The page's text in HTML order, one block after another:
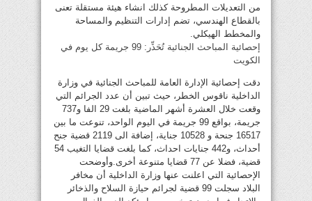
من التعديلات المطروحة كذلك انشاء هيئة مستقلة تعنى
بالقطاع الهندسي، تضم إدارات التنظيم والمساحة
والمخطط الهيكلي.
إحصائية المباحث الجنائية تُحَذِّر: 99 جريمة كل يوم في
الكويت
دقت إحصائية الإدارة العامة للمباحث الجنائية في وزارة
الداخلية ناقوس الخطر، حيث تبين أن عدد الجرائم التي
وقعت خلال العشرة أشهر الماضية بلغت 29 الفا و737
جريمة، بواقع 99 جريمة في اليوم الواحد، تنوعت ما بين
16517 جنحة و 10528 جناية، إضافة الى 2119 قضية جنح
أحداث، و442 جنايات احداث، كما بلغت قضايا التغيب 54
قضية، فضلا عن 77 قضايا متنوعة أخرى.وأوضحت
الإحصائية التي اعلنت عنها وزارة الداخلية أن مخافر
البلاد سجلت 99 قضية لجرائم حيازة السلاح والذخائر